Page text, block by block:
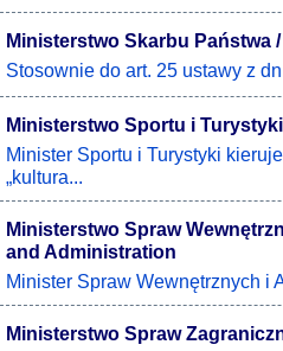
Ministerstwo Skarbu Państwa
Stosownie do art. 25 ustawy z
Ministerstwo Sportu i
Minister Sportu i Turystyki
„kultura...
Ministerstwo Spraw
and Administration
Minister Spraw Wewnętrznych i
Ministerstwo Spraw